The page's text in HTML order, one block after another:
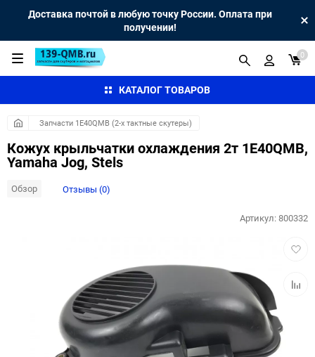
Доставка почтой в любую точку России. Оплата при
получении!
КАТАЛОГ ТОВАРОВ
0
Запчасти 1E40QMB (2-х тактные скутеры)
Кожух крыльчатки охлаждения 2т 1E40QMB,
Yamaha Jog, Stels
Обзор Отзывы (0)
Артикул:800332